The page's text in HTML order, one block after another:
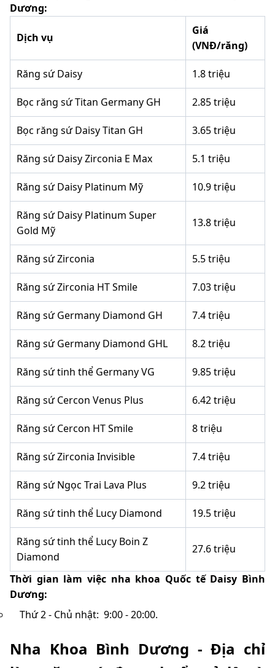
Dương:
Dịch vụ
Giá
(VNĐ/răng)
Răng sứ Daisy 1.8 triệu
Bọc răng sứ Titan Germany GH 2.85 triệu
Bọc răng sứ Daisy Titan GH 3.65 triệu
Răng sứ Daisy Zirconia E Max 5.1 triệu
Răng sứ Daisy Platinum Mỹ 10.9 triệu
Răng sứ Daisy Platinum Super
Gold Mỹ
13.8 triệu
Răng sứ Zirconia 5.5 triệu
Răng sứ Zirconia HT Smile 7.03 triệu
Răng sứ Germany Diamond GH 7.4 triệu
Răng sứ Germany Diamond GHL 8.2 triệu
Răng sứ tinh thể Germany VG 9.85 triệu
Răng sứ Cercon Venus Plus 6.42 triệu
Răng sứ Cercon HT Smile 8 triệu
Răng sứ Zirconia Invisible 7.4 triệu
Răng sứ Ngọc Trai Lava Plus 9.2 triệu
Răng sứ tinh thể Lucy Diamond 19.5 triệu
Răng sứ tinh thể Lucy Boin Z
Diamond
27.6 triệu
Thời gian làm việc nha khoa Quốc tế Daisy Bình
Dương:
Thứ 2 - Chủ nhật: 9:00 - 20:00.
Nha Khoa Bình Dương - Địa chỉ